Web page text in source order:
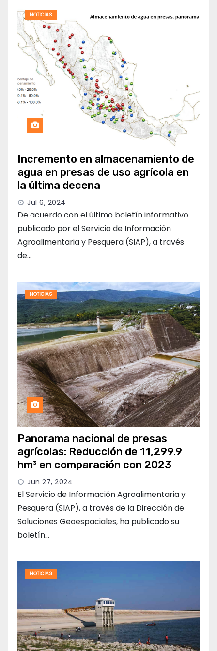
NOTICIAS
Incremento en almacenamiento de
agua en presas de uso agrícola en
la última decena
Jul 6, 2024
De acuerdo con el último boletín informativo
publicado por el Servicio de Información
Agroalimentaria y Pesquera (SIAP), a través
de…
NOTICIAS
Panorama nacional de presas
agrícolas: Reducción de 11,299.9
hm³ en comparación con 2023
Jun 27, 2024
El Servicio de Información Agroalimentaria y
Pesquera (SIAP), a través de la Dirección de
Soluciones Geoespaciales, ha publicado su
boletín…
NOTICIAS